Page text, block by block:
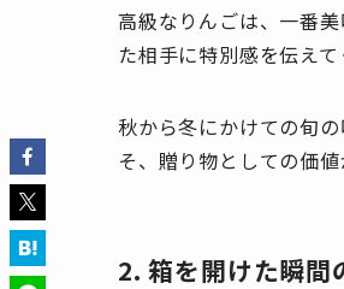
高級なりんごは、一番
た相手に特別感を伝えて
秋から冬にかけての旬
そ、贈り物としての価値
2. 箱を開けた瞬間